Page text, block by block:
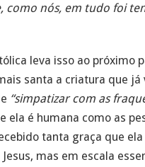
como nós, em tudo foi
leva isso ao próximo
santa a criatura que já
“simpatizar com as
ela é humana como as
tanta graça que ela
mas em escala